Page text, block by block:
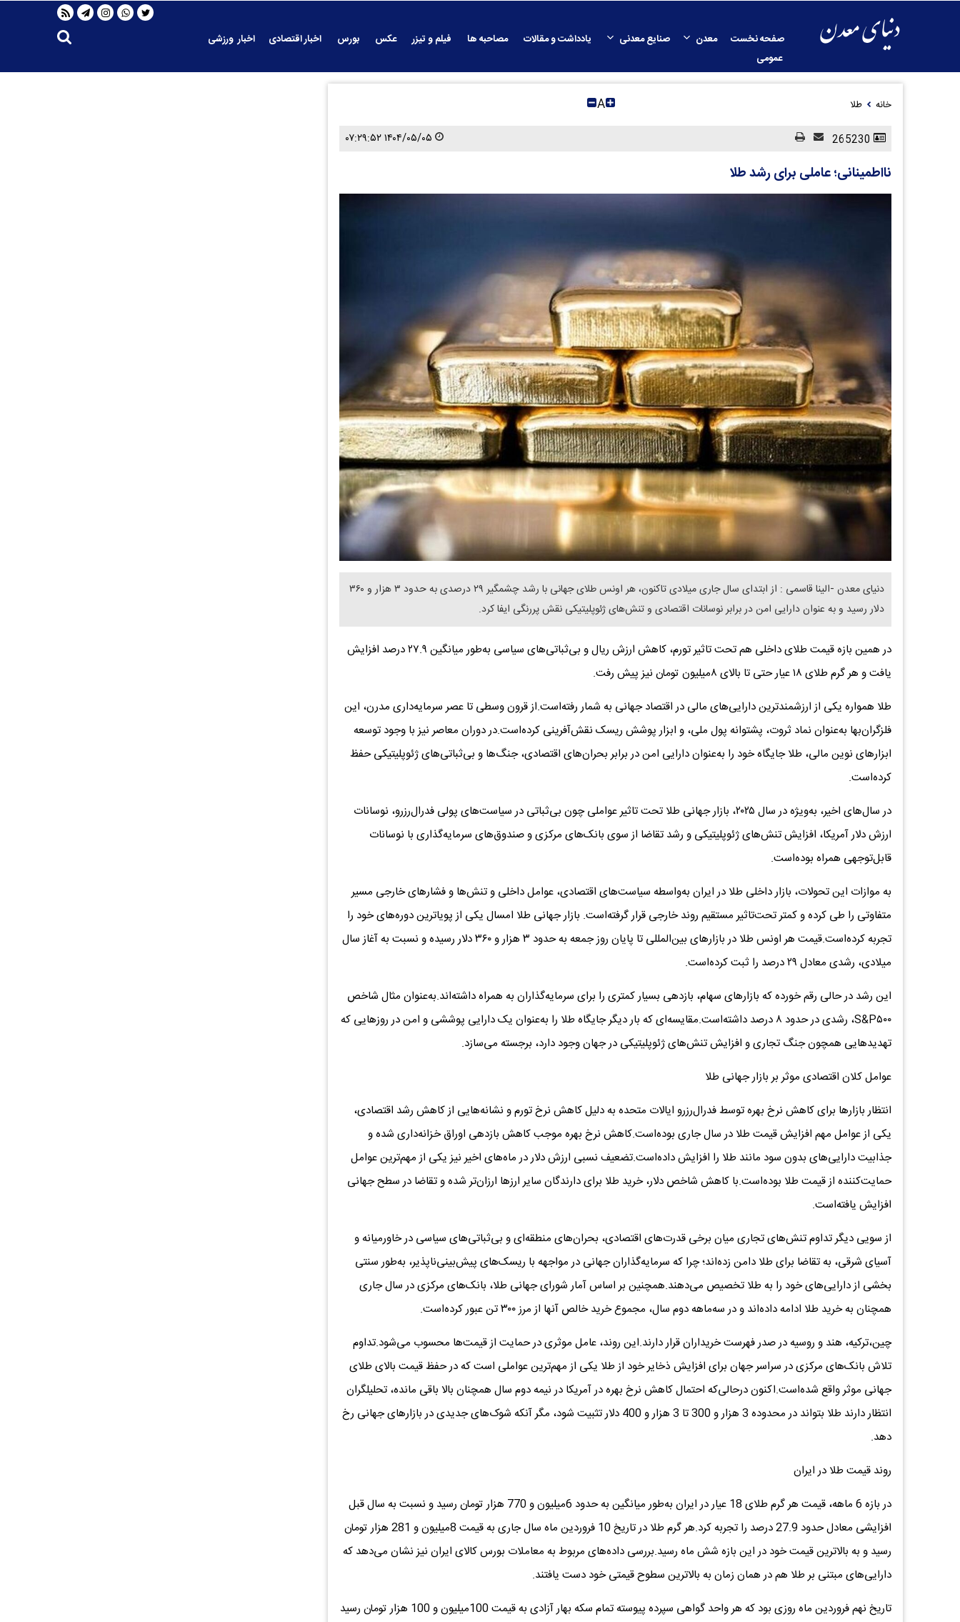
صفحه نخست معدن صنایع معدنی یادداشت و مقالات مصاحبه ها فیلم و تیزر عکس بورس اخبار اقتصادی
اخبار ورزشی
عمومی
خانه طلا A
۱۴۰۴/۰۵/۰۵ ۰۷:۲۹:۵۲
نااطمینانی؛ عاملی برای رشد طلا
دنیای معدن -الینا قاسمی : از ابتدای سال جاری میلادی تاکنون، هر اونس طلای جهانی با رشد چشمگیر ۲۹ درصدی به حدود ۳ هزار و ۳۶۰
دلار رسید و به عنوان دارایی امن در برابر نوسانات اقتصادی و تنش‌های ژئوپلیتیکی نقش پررنگی ایفا کرد.
در همین بازه قیمت طلای داخلی هم تحت تاثیر تورم، کاهش ارزش ریال و بی‌ثباتی‌های سیاسی به‌طور میانگین ۲۷.۹ درصد افزایش
یافت و هر گرم طلای ۱۸ عیار حتی تا بالای ۸‌میلیون تومان نیز پیش رفت.
طلا همواره یکی از ارزشمندترین دارایی‌های مالی در اقتصاد جهانی به شمار رفته‌است.از قرون وسطی تا عصر سرمایه‌داری مدرن، این
فلز‌گران‌بها به‌عنوان نماد ثروت، پشتوانه پول ملی، و ابزار پوشش ریسک نقش‌آفرینی کرده‌است.در دوران معاصر نیز با وجود توسعه
ابزارهای نوین مالی، طلا جایگاه خود را به‌عنوان دارایی امن در برابر بحران‌های اقتصادی، جنگ‌ها و بی‌ثباتی‌های ژئوپلیتیکی حفظ
کرده‌است.
در سال‌های اخیر، به‌ویژه در سال ۲۰۲۵، بازار جهانی طلا تحت تاثیر عواملی چون بی‌ثباتی در سیاست‌های پولی فدرال‌رزرو، نوسانات
ارزش دلار آمریکا، افزایش تنش‌های ژئوپلیتیکی و رشد تقاضا از سوی بانک‌های مرکزی و صندوق‌های سرمایه‌گذاری با نوسانات
قابل‌توجهی همراه بوده‌است.
به موازات این تحولات، بازار داخلی طلا در ایران به‌واسطه سیاست‌های اقتصادی، عوامل داخلی و تنش‌ها و فشارهای خارجی مسیر
متفاوتی را طی کرده و کمتر تحت‌تاثیر مستقیم روند خارجی قرار گرفته‌است. بازار جهانی طلا امسال یکی از پویاترین دوره‌های خود را
تجربه کرده‌است.قیمت هر اونس طلا در بازارهای بین‌المللی تا پایان روز جمعه به حدود ۳ هزار و ۳۶۰ دلار رسیده و نسبت به آغاز سال
میلادی، رشدی معادل ۲۹ درصد را ثبت کرده‌است.
این رشد در حالی رقم خورده که بازارهای سهام، بازدهی بسیار کمتری را برای سرمایه‌گذاران به همراه داشته‌اند.به‌عنوان مثال شاخص
S&P۵۰۰، رشدی در حدود ۸ درصد داشته‌است.مقایسه‌ای که بار دیگر جایگاه طلا را به‌عنوان یک دارایی پوششی و امن در روزهایی که
تهدیدهایی همچون جنگ تجاری و افزایش تنش‌های ژئوپلیتیکی در جهان وجود دارد، برجسته می‌سازد.
عوامل کلان اقتصادی موثر بر بازار جهانی طلا
انتظار بازارها برای کاهش نرخ بهره توسط فدرال‌رزرو ایالات متحده به دلیل کاهش نرخ تورم و نشانه‌هایی از کاهش رشد اقتصادی،
یکی از عوامل مهم افزایش قیمت طلا در سال جاری بوده‌است.کاهش نرخ بهره موجب کاهش بازدهی اوراق خزانه‌داری شده و
جذابیت دارایی‌های بدون سود مانند طلا را افزایش داده‌است.تضعیف نسبی ارزش دلار در ماه‌های اخیر نیز یکی از مهم‌ترین عوامل
حمایت‌کننده از قیمت طلا بوده‌است.با کاهش شاخص دلار، خرید طلا برای دارندگان سایر ارزها ارزان‌تر شده و تقاضا در سطح جهانی
افزایش یافته‌است.
از سویی دیگر تداوم تنش‌های تجاری میان برخی قدرت‌های اقتصادی، بحران‌های منطقه‌ای و بی‌ثباتی‌های سیاسی در خاورمیانه و
آسیای شرقی، به تقاضا برای طلا دامن زده‌اند؛ چرا که سرمایه‌گذاران جهانی در مواجهه با ریسک‌های پیش‌بینی‌ناپذیر، به‌طور سنتی
بخشی از دارایی‌های خود را به طلا تخصیص می‌دهند.همچنین بر اساس آمار شورای جهانی طلا، بانک‌های مرکزی در سال جاری
همچنان به خرید طلا ادامه داده‌اند و در سه‌ماهه دوم سال، مجموع خرید خالص آنها از مرز ۳۰۰ تن عبور کرده‌است.
چین،‌ترکیه، هند و روسیه در صدر فهرست خریداران قرار دارند.این روند، عامل موثری در حمایت از قیمت‌ها محسوب می‌شود.تداوم
تلاش بانک‌های مرکزی در سراسر جهان برای افزایش ذخایر خود از طلا یکی از مهم‌ترین عواملی است که در حفظ قیمت بالای طلای
جهانی موثر واقع شده‌است.اکنون درحالی‌که احتمال کاهش نرخ بهره در آمریکا در نیمه دوم سال همچنان بالا باقی مانده، تحلیلگران
انتظار دارند طلا بتواند در محدوده 3 هزار و 300 تا 3 هزار و 400 دلار تثبیت شود، مگر آنکه شوک‌های جدیدی در بازارهای جهانی رخ
دهد.
روند قیمت طلا در ایران
در بازه 6 ماهه، قیمت هر گرم طلای 18 عیار در ایران به‌طور میانگین به حدود 6‌میلیون و 770 هزار تومان رسید و نسبت به سال قبل
افزایشی معادل حدود 27.9 درصد را تجربه کرد.هر گرم طلا در تاریخ 10 فروردین ماه سال جاری به قیمت 8‌میلیون و 281 هزار تومان
رسید و به بالاترین قیمت خود در این بازه شش ماه رسید.بررسی داده‌های مربوط به معاملات بورس کالای ایران نیز نشان می‌دهد که
دارایی‌های مبتنی بر طلا هم در همان زمان به بالاترین سطوح قیمتی خود دست یافتند.
تاریخ نهم فروردین ماه روزی بود که هر واحد گواهی سپرده پیوسته تمام سکه بهار آزادی به قیمت 100‌میلیون و 100 هزار تومان رسید